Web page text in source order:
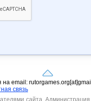
email:
связь
сайта. Администрация